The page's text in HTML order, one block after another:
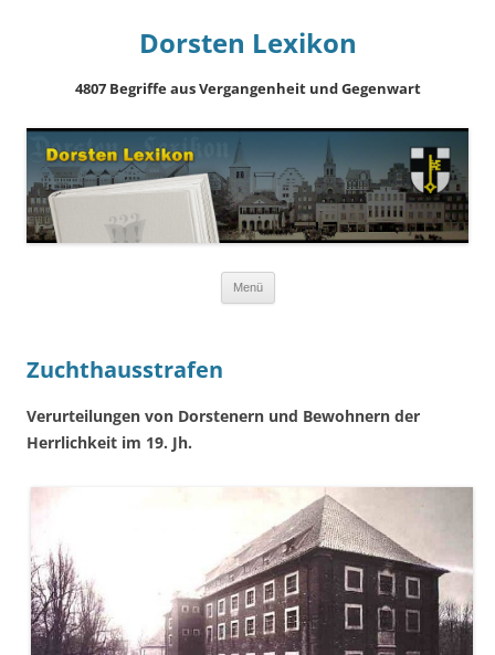
Dorsten Lexikon
4807 Begriffe aus Vergangenheit und Gegenwart
Menü
Zuchthausstrafen
Verurteilungen von Dorstenern und Bewohnern der
Herrlichkeit im 19. Jh.